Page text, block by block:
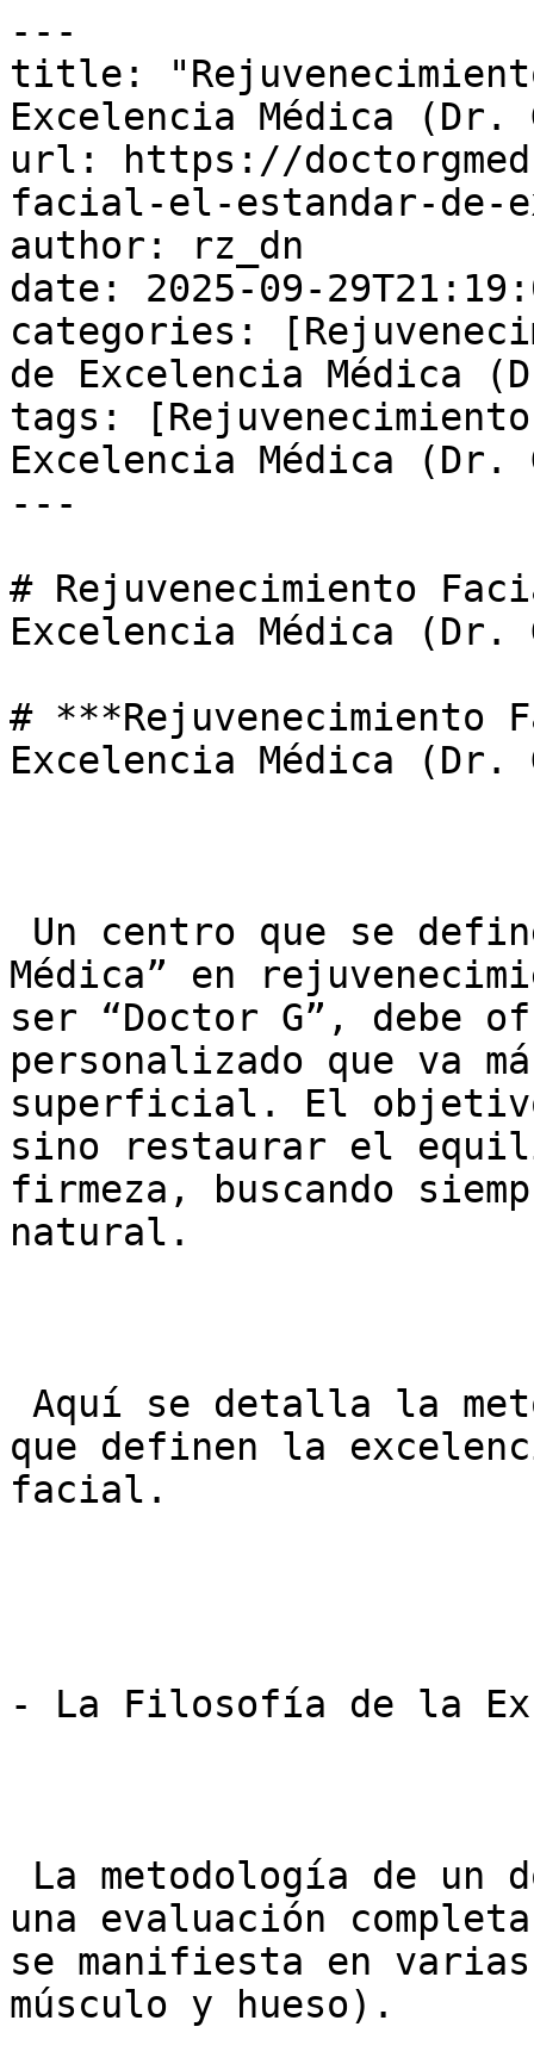
---
title:
Excelencia Médica (Dr.
url: https://
facial-el-estandar-de-
author: rz_dn
date: 2025-09-
categories:
de Excelencia Médica
tags:
Excelencia Médica (Dr.
---
# Rejuvenecimiento
Excelencia Médica (Dr.
# ***Rejuvenecimiento
Excelencia Médica (Dr.
Médica” en
ser “Doctor G”, debe
personalizado que va
superficial. El
sino restaurar el
firmeza, buscando
natural.
que definen la
facial.
- La Filosofía de la
una evaluación
se manifiesta en
músculo y hueso).